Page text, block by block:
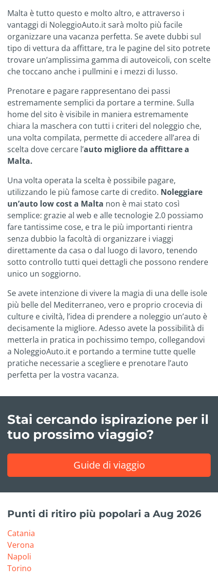
Malta è tutto questo e molto altro, e attraverso i
vantaggi di NoleggioAuto.it sarà molto più facile
organizzare una vacanza perfetta. Se avete dubbi sul
tipo di vettura da affittare, tra le pagine del sito potrete
trovare un’amplissima gamma di autoveicoli, con scelte
che toccano anche i pullmini e i mezzi di lusso.
Prenotare e pagare rappresentano dei passi
estremamente semplici da portare a termine. Sulla
home del sito è visibile in maniera estremamente
chiara la maschera con tutti i criteri del noleggio che,
una volta compilata, permette di accedere all’area di
scelta dove cercare l’auto migliore da affittare a
Malta.
Una volta operata la scelta è possibile pagare,
utilizzando le più famose carte di credito. Noleggiare
un’auto low cost a Malta non è mai stato così
semplice: grazie al web e alle tecnologie 2.0 possiamo
fare tantissime cose, e tra le più importanti rientra
senza dubbio la facoltà di organizzare i viaggi
direttamente da casa o dal luogo di lavoro, tenendo
sotto controllo tutti quei dettagli che possono rendere
unico un soggiorno.
Se avete intenzione di vivere la magia di una delle isole
più belle del Mediterraneo, vero e proprio crocevia di
culture e civiltà, l’idea di prendere a noleggio un’auto è
decisamente la migliore. Adesso avete la possibilità di
metterla in pratica in pochissimo tempo, collegandovi
a NoleggioAuto.it e portando a termine tutte quelle
pratiche necessarie a scegliere e prenotare l’auto
perfetta per la vostra vacanza.
Stai cercando ispirazione per il
tuo prossimo viaggio?
Guide di viaggio
Punti di ritiro più popolari a Aug 2026
Catania
Verona
Napoli
Torino